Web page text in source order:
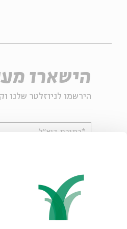
הישארו
הירשמו לניוזלטר שלנו
*כתובת דוא"ל